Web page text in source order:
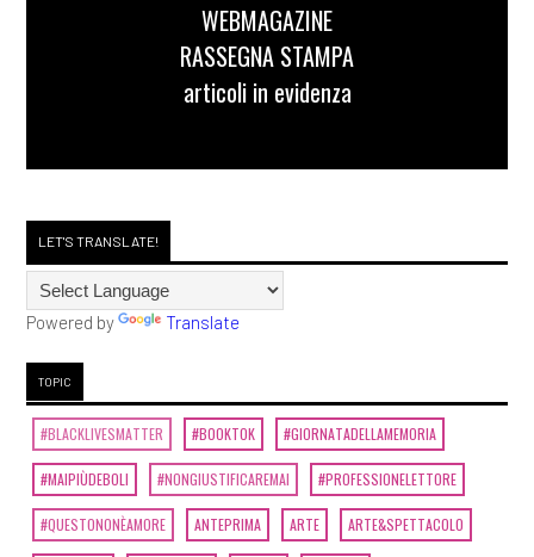
WEBMAGAZINE
RASSEGNA STAMPA
articoli in evidenza
LET'S TRANSLATE!
Powered by Translate
TOPIC
#BLACKLIVESMATTER #BOOKTOK #GIORNATADELLAMEMORIA
#MAIPIÙDEBOLI #NONGIUSTIFICAREMAI #PROFESSIONELETTORE
#QUESTONONÈAMORE ANTEPRIMA ARTE ARTE&SPETTACOLO